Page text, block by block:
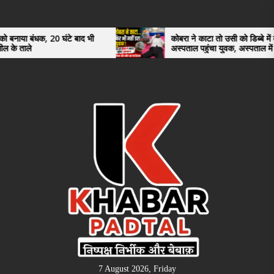
the
content
घंटे बाद भी
कोबरा ने काटा तो उसी को डिब्बे में बंद कर
अस्पताल पहुंचा युवक, अस्पताल में देखकर डॉक्टर
भी रह गए हैरान
7 August 2026, Friday